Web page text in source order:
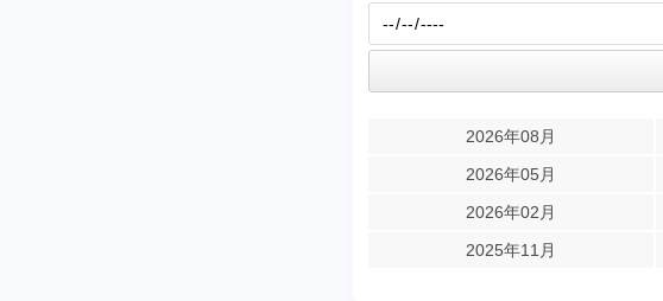
2026年08月
2026年05月
2026年02月
2025年11月